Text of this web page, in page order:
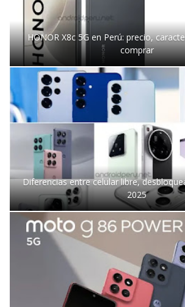
HONOR X8c 5G en Perú: precio,
comprar
Diferencias entre celular libre,
2025